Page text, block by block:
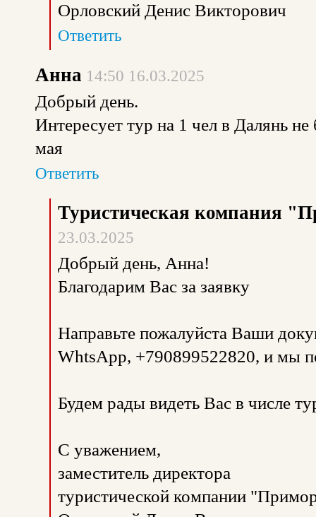
Орловский Денис Викторович
Ответить
Анна 14:50 16.03.2025
Добрый день.
Интересует тур на 1 чел в Далянь
мая
Ответить
Туристическая компания
23.03.2025
Добрый день, Анна!
Благодарим Вас за заявку
Направьте пожалуйста Ваши
WhtsApp, +790899522820, и мы
Будем рады видеть Вас в числе
С уважением,
заместитель директора
туристической компании